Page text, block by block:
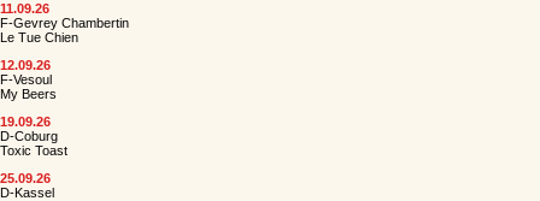
11.09.26
F-Gevrey Chambertin
Le Tue Chien
12.09.26
F-Vesoul
My Beers
19.09.26
D-Coburg
Toxic Toast
25.09.26
D-Kassel